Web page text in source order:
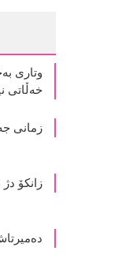
وتاری
خەڵاتی
زمانی
زانکۆ